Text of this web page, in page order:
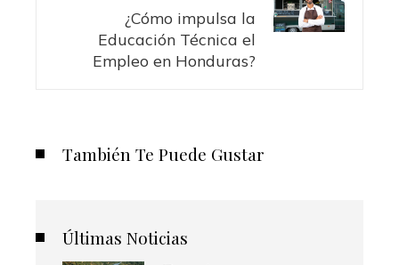
¿Cómo impulsa la
Educación Técnica el
Empleo en Honduras?
También Te Puede Gustar
Últimas Noticias